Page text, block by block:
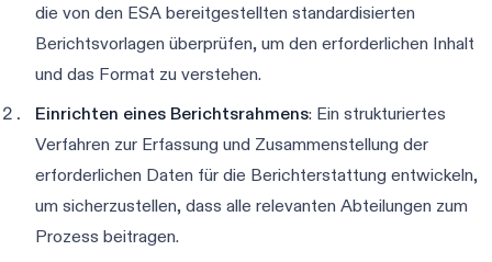
die von den ESA bereitgestellten standardisierten
Berichtsvorlagen überprüfen, um den erforderlichen Inhalt
und das Format zu verstehen.
Einrichten eines Berichtsrahmens: Ein strukturiertes
Verfahren zur Erfassung und Zusammenstellung der
erforderlichen Daten für die Berichterstattung entwickeln,
um sicherzustellen, dass alle relevanten Abteilungen zum
Prozess beitragen.